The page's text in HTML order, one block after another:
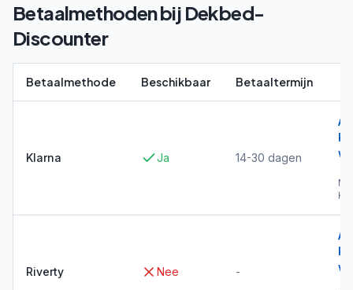
Betaalmethoden bij Dekbed-
Discounter
Betaalmethode Beschikbaar Betaaltermijn
Klarna Ja 14-30 dagen
→
Riverty Nee -
→